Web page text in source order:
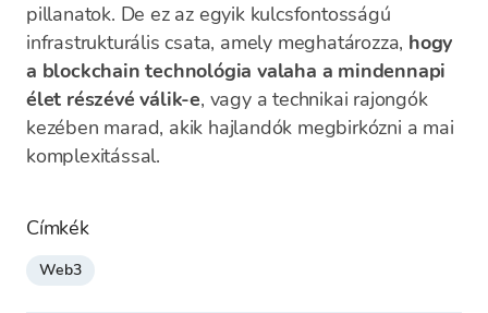
pillanatok. De ez az egyik kulcsfontosságú
infrastrukturális csata, amely meghatározza, hogy
a blockchain technológia valaha a mindennapi
élet részévé válik-e, vagy a technikai rajongók
kezében marad, akik hajlandók megbirkózni a mai
komplexitással.
Címkék
Web3